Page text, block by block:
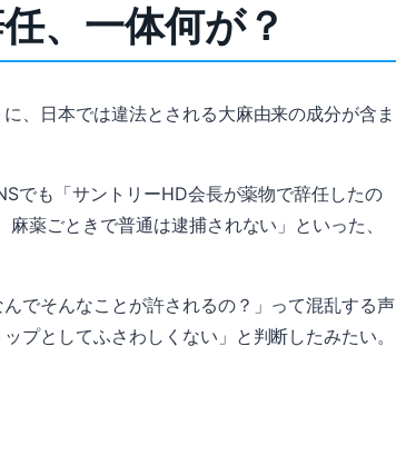
、一体何が？
、日本では違法とされる大麻由来の成分が含ま
でも「サントリーHD会長が薬物で辞任したの
薬ごときで普通は逮捕されない」といった、
でそんなことが許されるの？」って混乱する声
プとしてふさわしくない」と判断したみたい。